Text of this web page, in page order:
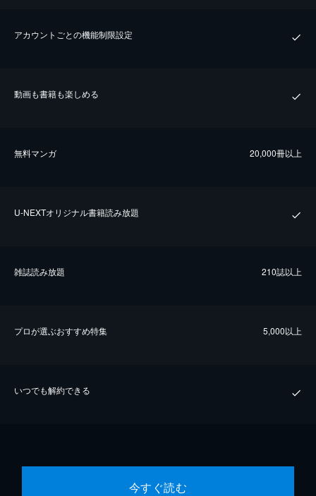
アカウントごとの機能制限設定
動画も書籍も楽しめる
無料マンガ 20,000冊以上
U-NEXTオリジナル書籍読み放題
雑誌読み放題 210誌以上
プロが選ぶおすすめ特集 5,000以上
いつでも解約できる
今すぐ読む